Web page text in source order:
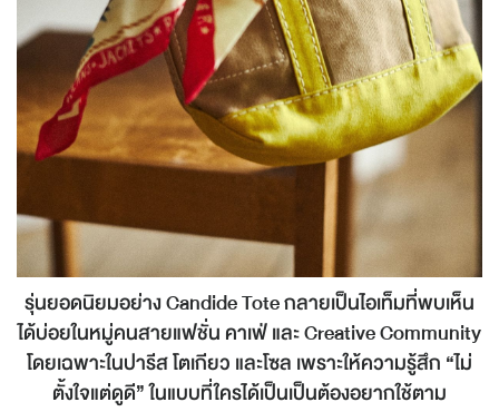
รุ่นยอดนิยมอย่าง Candide Tote กลายเป็นไอเท็มที่พบเห็น
ได้บ่อยในหมู่คนสายแฟชั่น คาเฟ่ และ Creative Community
โดยเฉพาะในปารีส โตเกียว และโซล เพราะให้ความรู้สึก “ไม่
ตั้งใจแต่ดูดี” ในแบบที่ใครได้เป็นเป็นต้องอยากใช้ตาม